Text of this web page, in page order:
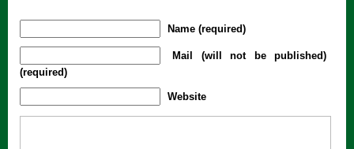
Name (required)
Mail (will not be published)
(required)
Website